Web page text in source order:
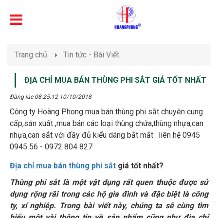
Trang chủ Tin tức - Bài Viết
ĐỊA CHỈ MUA BÁN THÙNG PHI SẮT GIÁ TỐT NHẤT
Đăng lúc 08:25:12 10/10/2018
Công ty Hoàng Phong mua bán thùng phi sắt chuyên cung
cấp,sản xuất ,mua bán các loại thùng chứa,thùng nhựa,can
nhựa,can sắt với đầy đủ kiểu dáng bắt mắt . liên hệ 0945
0945 56 - 0972 804 827
Địa chỉ mua bán thùng phi sắt giá tốt nhất?
Thùng phi sắt là một vật dụng rất quen thuộc được sử
dụng rộng rãi trong các hộ gia đình và đặc biệt là công
ty, xí nghiệp. Trong bài viết này, chúng ta sẽ cùng tìm